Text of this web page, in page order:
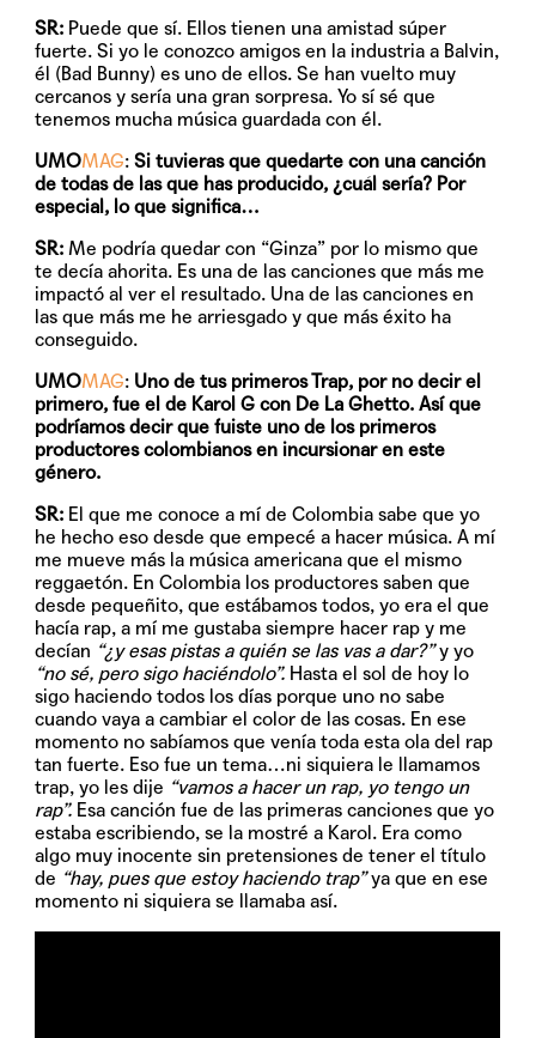
SR: Puede que sí. Ellos tienen una amistad súper
fuerte. Si yo le conozco amigos en la industria a Balvin,
él (Bad Bunny) es uno de ellos. Se han vuelto muy
cercanos y sería una gran sorpresa. Yo sí sé que
tenemos mucha música guardada con él.
UMOMAG: Si tuvieras que quedarte con una canción
de todas de las que has producido, ¿cuál sería? Por
especial, lo que significa…
SR: Me podría quedar con “Ginza” por lo mismo que
te decía ahorita. Es una de las canciones que más me
impactó al ver el resultado. Una de las canciones en
las que más me he arriesgado y que más éxito ha
conseguido.
UMOMAG: Uno de tus primeros Trap, por no decir el
primero, fue el de Karol G con De La Ghetto. Así que
podríamos decir que fuiste uno de los primeros
productores colombianos en incursionar en este
género.
SR: El que me conoce a mí de Colombia sabe que yo
he hecho eso desde que empecé a hacer música. A mí
me mueve más la música americana que el mismo
reggaetón. En Colombia los productores saben que
desde pequeñito, que estábamos todos, yo era el que
hacía rap, a mí me gustaba siempre hacer rap y me
decían “¿y esas pistas a quién se las vas a dar?”y yo
“no sé, pero sigo haciéndolo”. Hasta el sol de hoy lo
sigo haciendo todos los días porque uno no sabe
cuando vaya a cambiar el color de las cosas. En ese
momento no sabíamos que venía toda esta ola del rap
tan fuerte. Eso fue un tema…ni siquiera le llamamos
trap, yo les dije “vamos a hacer un rap, yo tengo un
rap”. Esa canción fue de las primeras canciones que yo
estaba escribiendo, se la mostré a Karol. Era como
algo muy inocente sin pretensiones de tener el título
de “hay, pues que estoy haciendo trap”ya que en ese
momento ni siquiera se llamaba así.